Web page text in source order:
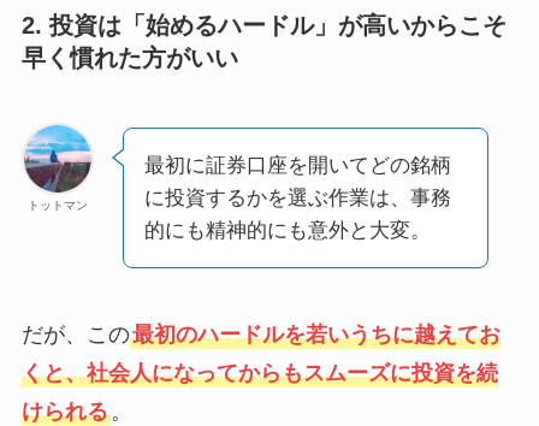
2. 投資は「始めるハードル」が高いからこそ
早く慣れた方がいい
トットマン
最初に証券口座を開いてどの銘柄
に投資するかを選ぶ作業は、事務
的にも精神的にも意外と大変。
だが、この最初のハードルを若いうちに越えてお
くと、社会人になってからもスムーズに投資を続
けられる。